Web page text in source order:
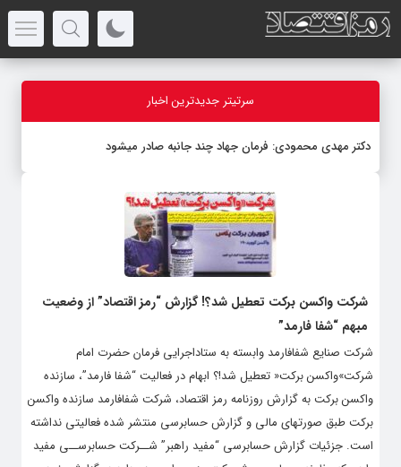
سرتیتر جدیدترین اخبار
دکتر مهدى محمودى: فرمان جهاد چند جانبه صادر میشود
شرکت واکسن برکت تعطیل شد؟! گزارش “رمز اقتصاد” از وضعیت
مبهم “شفا فارمد”
شرکت صنایع شفافارمد وابسته به ستاداجرایی فرمان حضرت امام
شرکت»واکسن برکت« تعطیل شد!؟ ابهام در فعالیت “شفا فارمد”، سازنده
واکسن برکت به گزارش روزنامه رمز اقتصاد، شرکت شفافارمد سازنده واکسن
برکت طبق صورتهای مالی و گزارش حسابرسی منتشر شده فعالیتی نداشته
است. جزئیات گزارش حسابرسی “مفید راهبر” شــرکت حسابرســی مفید